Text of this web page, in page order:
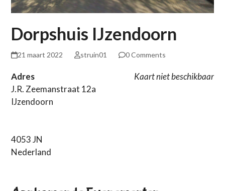
Dorpshuis IJzendoorn
21 maart 2022 struin01 0 Comments
Kaart niet beschikbaar
Adres
J.R. Zeemanstraat 12a
IJzendoorn
4053 JN
Nederland